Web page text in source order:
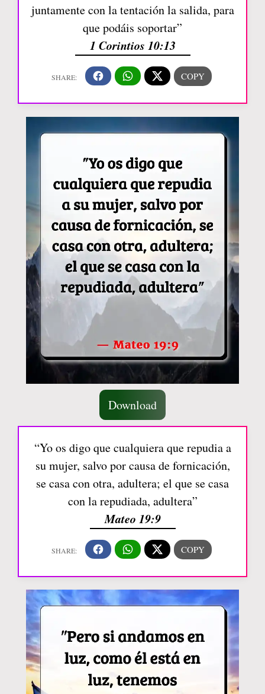
juntamente con la tentación la salida, para
que podáis soportar”
1 Corintios 10:13
Download
“Yo os digo que cualquiera que repudia a
su mujer, salvo por causa de fornicación,
se casa con otra, adultera; el que se casa
con la repudiada, adultera”
Mateo 19:9